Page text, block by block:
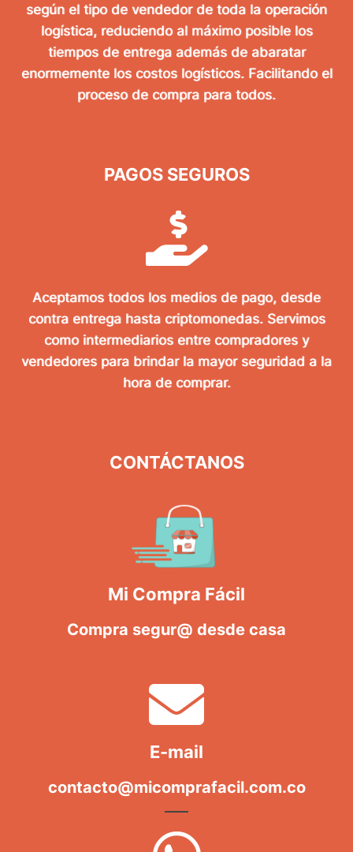
según el tipo de vendedor de toda la operación
logística, reduciendo al máximo posible los
tiempos de entrega además de abaratar
enormemente los costos logísticos. Facilitando el
proceso de compra para todos.
PAGOS SEGUROS
Aceptamos todos los medios de pago, desde
contra entrega hasta criptomonedas. Servimos
como intermediarios entre compradores y
vendedores para brindar la mayor seguridad a la
hora de comprar.
CONTÁCTANOS
Mi Compra Fácil
Compra segur@ desde casa
E-mail
contacto@micomprafacil.com.co